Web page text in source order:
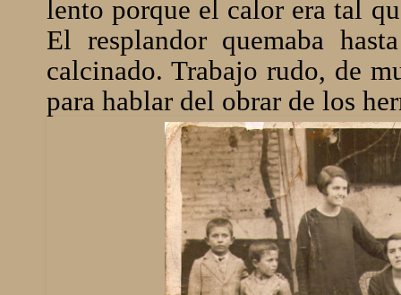
lento porque el calor era tal
El resplandor quemaba
calcinado. Trabajo rudo, de
para hablar del obrar de los